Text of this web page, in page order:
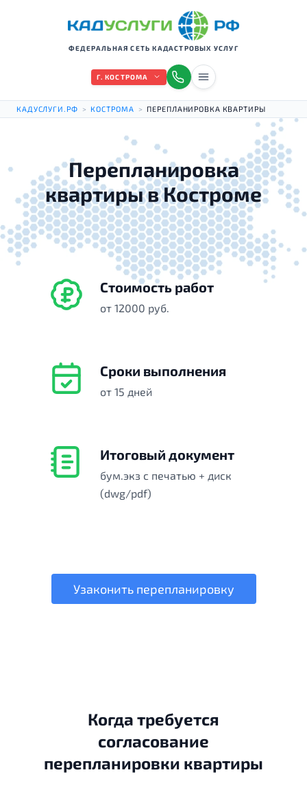
ФЕДЕРАЛЬНАЯ СЕТЬ КАДАСТРОВЫХ УСЛУГ
Г. КОСТРОМА
КАДУСЛУГИ.РФ > КОСТРОМА > ПЕРЕПЛАНИРОВКА КВАРТИРЫ
Перепланировка
квартиры в Костроме
Стоимость работ
от 12000 руб.
Сроки выполнения
от 15 дней
Итоговый документ
бум.экз с печатью + диск
(dwg/pdf)
Узаконить перепланировку
Когда требуется
согласование
перепланировки квартиры